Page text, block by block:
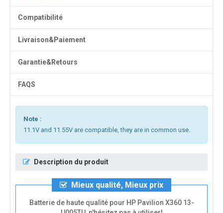
Compatibilité
Livraison&Paiement
Garantie&Retours
FAQS
Note :
11.1V and 11.55V are compatible, they are in common use.
Description du produit
Mieux qualité, Mieux prix
Batterie de haute qualité pour HP Pavilion X360 13-